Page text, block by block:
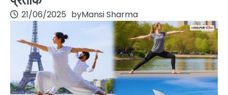
21/06/2025 byMansi Sharma